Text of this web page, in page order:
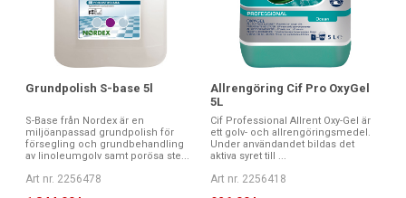
Grundpolish S-base 5l
S-Base från Nordex är en
miljöanpassad grundpolish för
försegling och grundbehandling
av linoleumgolv samt porösa ste...
Art nr. 2256478
Allrengöring Cif Pro OxyGel
5L
Cif Professional Allrent Oxy-Gel är
ett golv- och allrengöringsmedel.
Under användandet bildas det
aktiva syret till ...
Art nr. 2256418